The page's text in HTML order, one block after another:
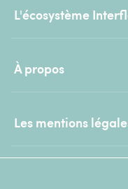
L'écosystème
À propos
Les mentions